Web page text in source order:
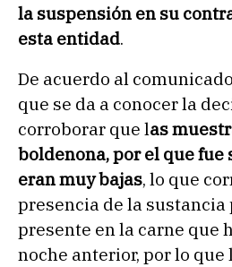
la suspensión en su
esta entidad.
De acuerdo al
que se da a conocer la
corroborar que las
boldenona, por el que fue
eran muy bajas, lo que
presencia de la
presente en la carne que
noche anterior, por lo que